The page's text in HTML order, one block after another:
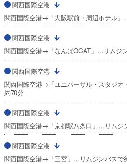
関西国際空港
関西国際空港→「大阪駅前・周辺ホテル」
関西国際空港
関西国際空港→「なんばOCAT」…リムジ
関西国際空港
関西国際空港→「ユニバーサル・スタジ
約70分
関西国際空港
関西国際空港→「京都駅八条口」…リムジ
関西国際空港
関西国際空港→「三宮」…リムジンバスで